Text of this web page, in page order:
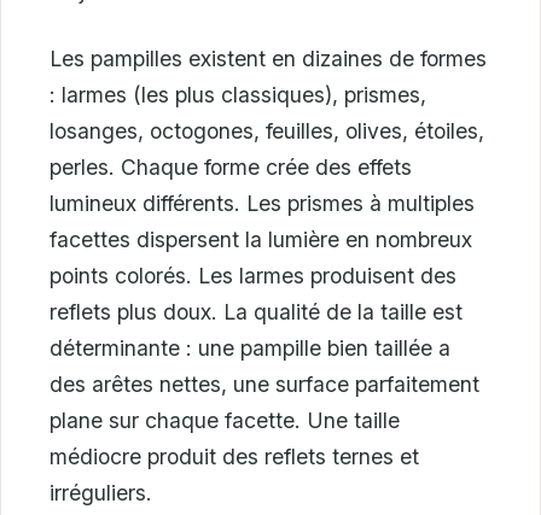
Les pampilles existent en dizaines de formes
: larmes (les plus classiques), prismes,
losanges, octogones, feuilles, olives, étoiles,
perles. Chaque forme crée des effets
lumineux différents. Les prismes à multiples
facettes dispersent la lumière en nombreux
points colorés. Les larmes produisent des
reflets plus doux. La qualité de la taille est
déterminante : une pampille bien taillée a
des arêtes nettes, une surface parfaitement
plane sur chaque facette. Une taille
médiocre produit des reflets ternes et
irréguliers.